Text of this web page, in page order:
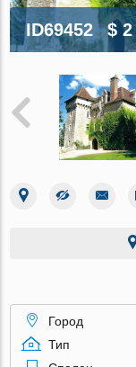
ID69452 $ 2
Город
Тип